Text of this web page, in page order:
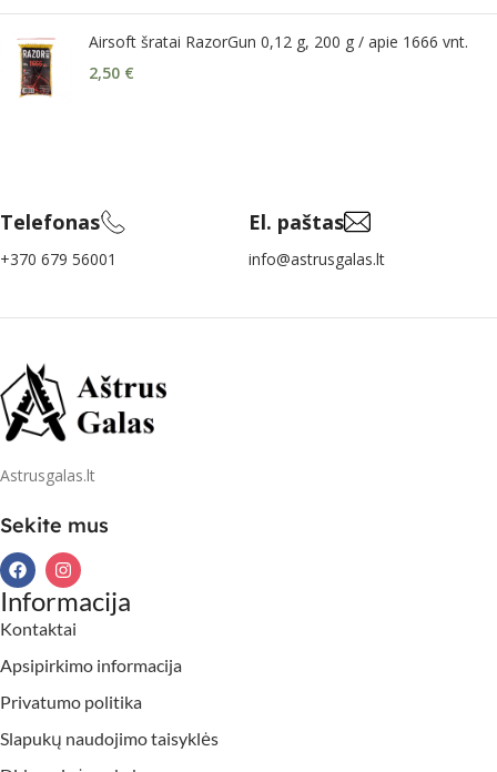
Airsoft šratai RazorGun 0,12 g, 200 g / apie 1666 vnt.
2,50 €
Telefonas
+370 679 56001
El. paštas
info@astrusgalas.lt
Astrusgalas.lt
Sekite mus
Informacija
Kontaktai
Apsipirkimo informacija
Privatumo politika
Slapukų naudojimo taisyklės